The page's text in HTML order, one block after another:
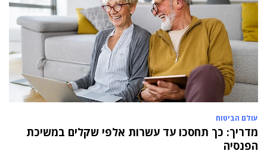
עולם הביטוח
מדריך: כך תחסכו עד עשרות אלפי שקלים במשיכת
הפנסיה